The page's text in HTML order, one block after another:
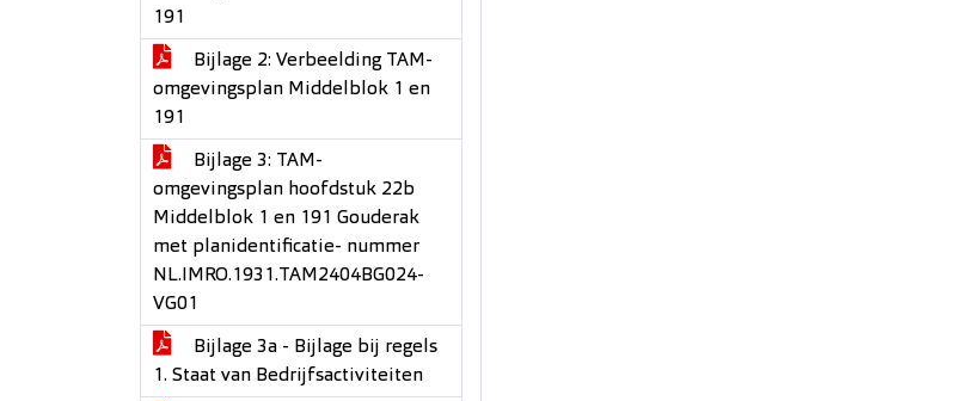
191
Bijlage 2: Verbeelding TAM-
omgevingsplan Middelblok 1 en
191
Bijlage 3: TAM-
omgevingsplan hoofdstuk 22b
Middelblok 1 en 191 Gouderak
met planidentificatie- nummer
NL.IMRO.1931.TAM2404BG024-
VG01
Bijlage 3a - Bijlage bij regels
1. Staat van Bedrijfsactiviteiten